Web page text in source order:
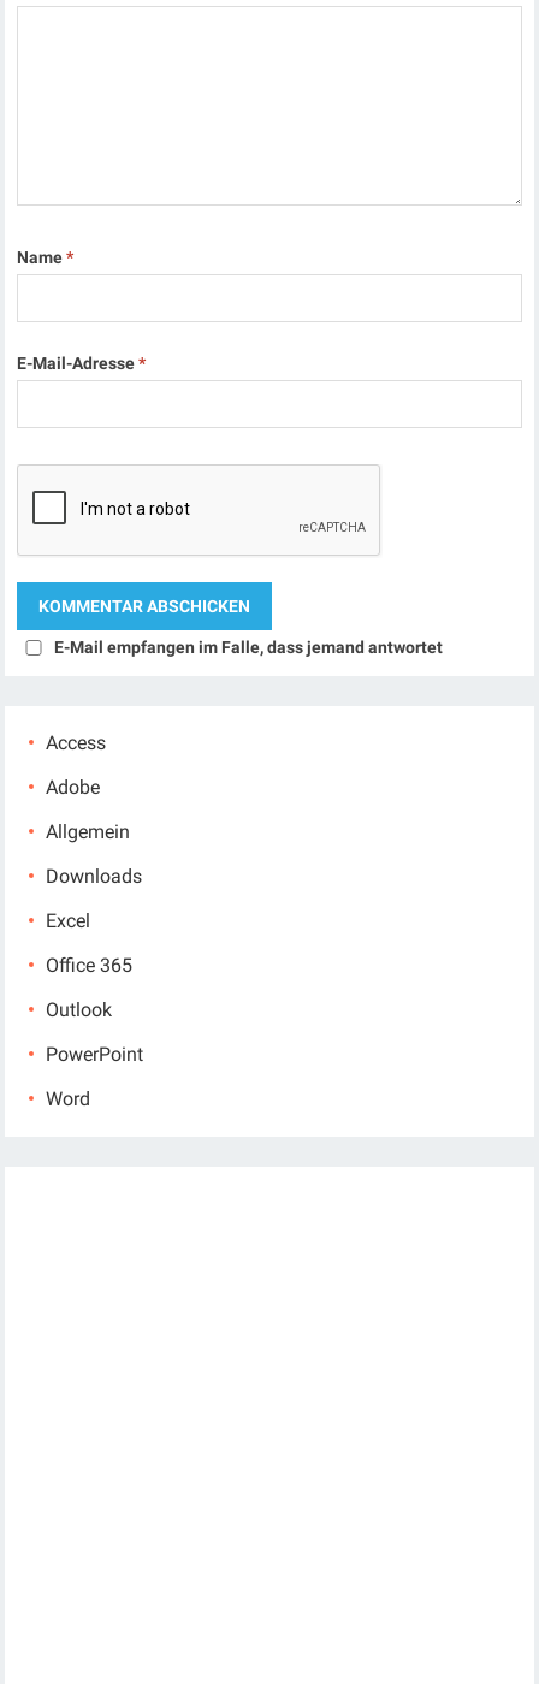
Name*
E-Mail-Adresse*
E-Mail empfangen im Falle, dass jemand antwortet
Access
Adobe
Allgemein
Downloads
Excel
Office 365
Outlook
PowerPoint
Word